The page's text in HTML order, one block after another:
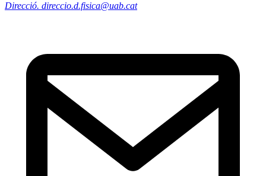
Direcció. direccio.d.fisica@uab.cat